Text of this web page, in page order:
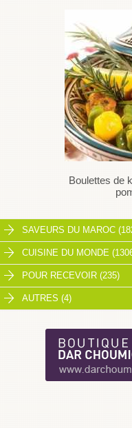
Boulettes de
SAVEURS DU MAROC
CUISINE DU MONDE
POUR RECEVOIR (235)
AUTRES (4)